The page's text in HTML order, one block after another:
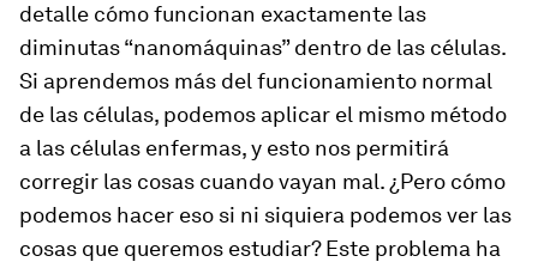
detalle cómo funcionan exactamente las
diminutas “nanomáquinas” dentro de las células.
Si aprendemos más del funcionamiento normal
de las células, podemos aplicar el mismo método
a las células enfermas, y esto nos permitirá
corregir las cosas cuando vayan mal. ¿Pero cómo
podemos hacer eso si ni siquiera podemos ver las
cosas que queremos estudiar? Este problema ha